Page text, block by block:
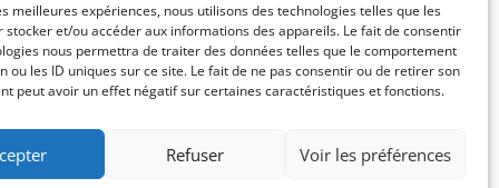
meilleures expériences, nous utilisons des technologies telles que les
stocker et/ou accéder aux informations des appareils. Le fait de consentir
nous permettra de traiter des données telles que le comportement
ou les ID uniques sur ce site. Le fait de ne pas consentir ou de retirer son
peut avoir un effet négatif sur certaines caractéristiques et fonctions.
Refuser Voir les préférences